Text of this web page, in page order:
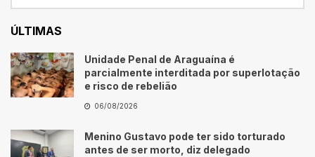
ÚLTIMAS
Unidade Penal de Araguaína é
parcialmente interditada por superlotação
e risco de rebelião
06/08/2026
Menino Gustavo pode ter sido torturado
antes de ser morto, diz delegado